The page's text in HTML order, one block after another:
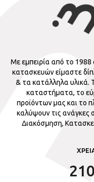
Με εμπειρία από το
κατασκευών είμαστε
& τα κατάλληλα υλικά.
καταστήματα, το
προϊόντων μας και το
καλύψουν τις ανάγκες
Διακόσμηση,